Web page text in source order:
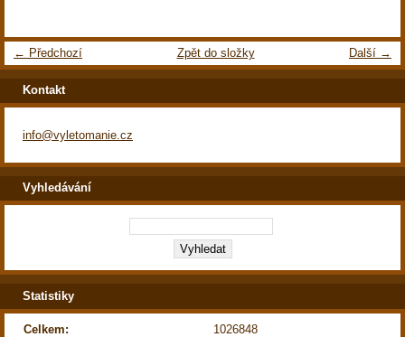
← Předchozí Další →
Zpět do složky
Kontakt
info@vyletomanie.cz
Vyhledávání
Statistiky
Celkem: 1026848